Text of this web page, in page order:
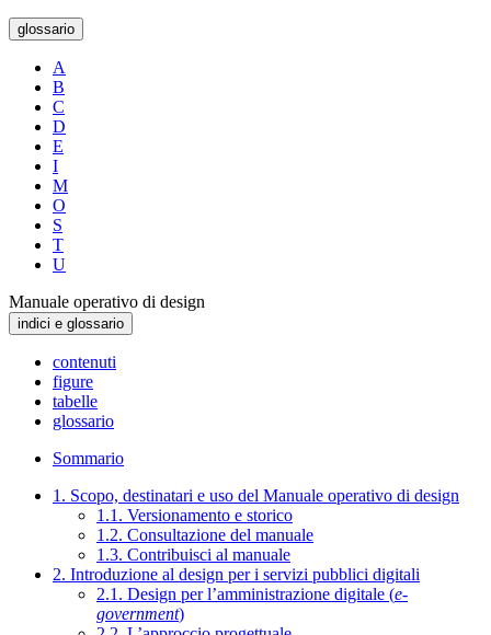
glossario
A
B
C
D
E
I
M
O
S
T
U
Manuale operativo di design
indici e glossario
contenuti
figure
tabelle
glossario
Sommario
1. Scopo, destinatari e uso del Manuale operativo di design
1.1. Versionamento e storico
1.2. Consultazione del manuale
1.3. Contribuisci al manuale
2. Introduzione al design per i servizi pubblici digitali
2.1. Design per l’amministrazione digitale (e-
government)